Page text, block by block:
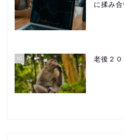
に揉み合
10 老後２